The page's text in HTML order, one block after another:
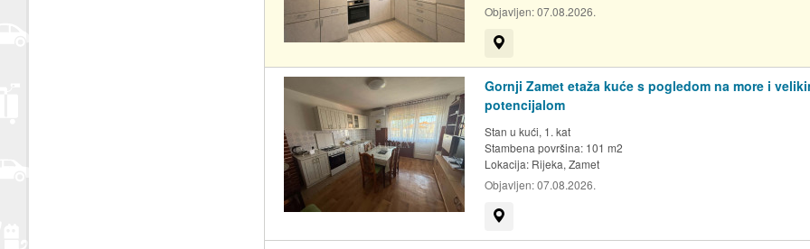
Objavljen:07.08.2026.
Gornji Zamet etaža kuće s pogledom na more i
potencijalom
Stan u kući, 1. kat
Stambena površina: 101 m2
Lokacija: Rijeka, Zamet
Objavljen:07.08.2026.